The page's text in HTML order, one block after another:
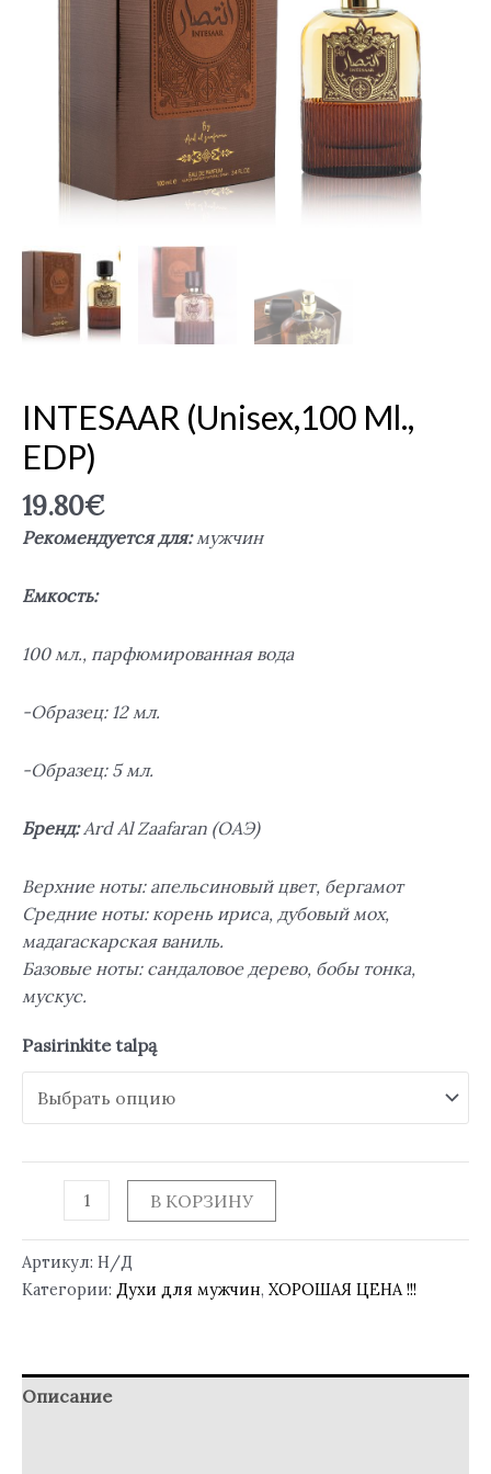
INTESAAR (unisex,100 Ml.,
EDP)
19.80€
Рекомендуется для:мужчин
Емкость:
100 мл., парфюмированная вода
-Образец: 12 мл.
-Образец: 5 мл.
Бренд:Ard Al Zaafaran (ОАЭ)
Верхние ноты: апельсиновый цвет, бергамот
Средние ноты: корень ириса, дубовый мох,
мадагаскарская ваниль.
Базовые ноты: сандаловое дерево, бобы тонка,
мускус.
Pasirinkite talpą
В КОРЗИНУ
Артикул: Н/Д
Категории: Духи для мужчин, ХОРОШАЯ ЦЕНА !!!
Описание